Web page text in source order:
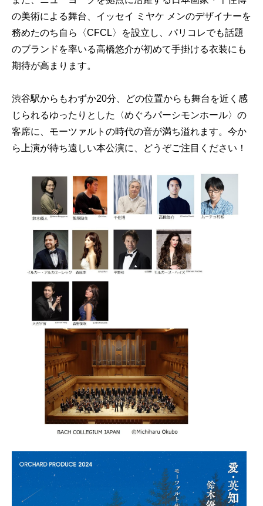
の美術による舞台、イッセイ ミヤケ メンのデザイナーを
務めたのち自ら〈CFCL〉を設立し、パリコレでも話題
のブランドを率いる高橋悠介が初めて手掛ける衣装にも
期待が高まります。
渋谷駅からもわずか20分、どの位置からも舞台を近く感
じられるゆったりとした〈めぐろパーシモンホール〉の
客席に、モーツァルトの時代の音が満ち溢れます。今か
ら上演が待ち遠しい本公演に、どうぞご注目ください！